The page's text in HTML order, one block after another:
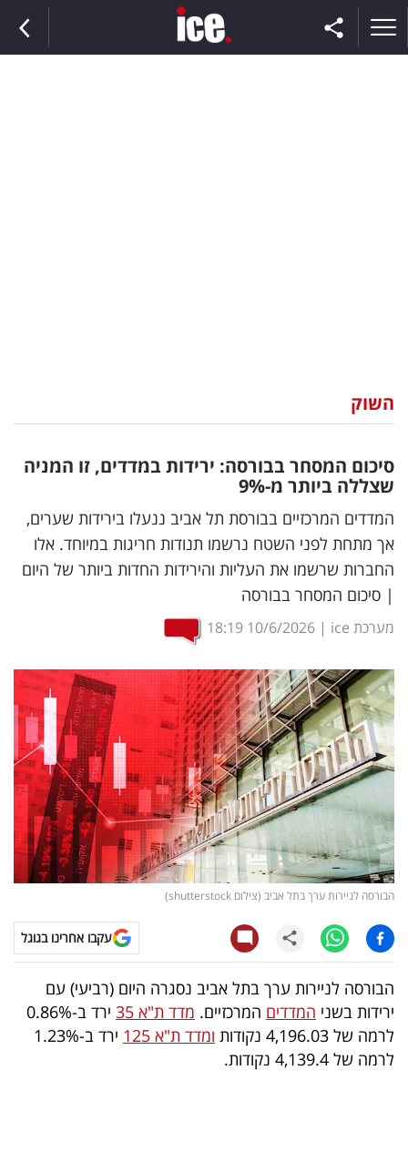
וצרכנות
דיגיטל
וטק
שיווק
ופרסום
משפט
מדדים
ומחקרים
דעות
רכילות
עסקית
קריפטו
ויראלי
טלוויזיה
עסקי
ספורט
קריירה
השוק
סיכום המסחר בבורסה: ירידות במדדים, זו המניה
שצללה ביותר מ-9%
המדדים המרכזיים בבורסת תל אביב ננעלו בירידות שערים,
אך מתחת לפני השטח נרשמו תנודות חריגות במיוחד. אלו
החברות שרשמו את העליות והירידות החדות ביותר של היום
| סיכום המסחר בבורסה
מערכת ice |
10/6/2026
18:19
הבורסה לניירות ערך בתל אביב (צילום shutterstock)
עקבו אחרינו בגוגל
הבורסה לניירות ערך בתל אביב נסגרה היום (רביעי) עם
ירידות בשני המדדים המרכזיים. מדד ת"א 35
ירד ב-0.86%
לרמה של 4,196.03 נקודות
ומדד ת"א 125
ירד ב-1.23%
לרמה של 4,139.4 נקודות.